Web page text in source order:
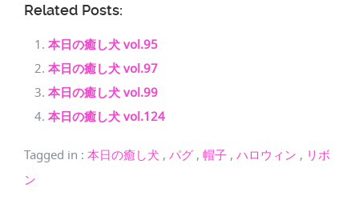
Related Posts:
本日の癒し犬 vol.95
本日の癒し犬 vol.97
本日の癒し犬 vol.99
本日の癒し犬 vol.124
Tagged in : 本日の癒し犬 , パグ , 帽子 , ハロウィン , リボ
ン